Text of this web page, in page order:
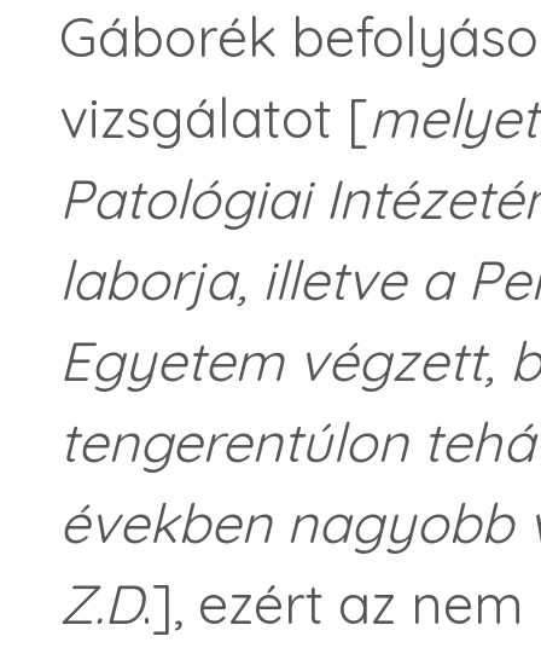
Gáborék
vizsgálatot [
Patológiai
laborja, illetve a
Egyetem végzett,
tengerentúlon
években nagyobb
Z.D.], ezért az